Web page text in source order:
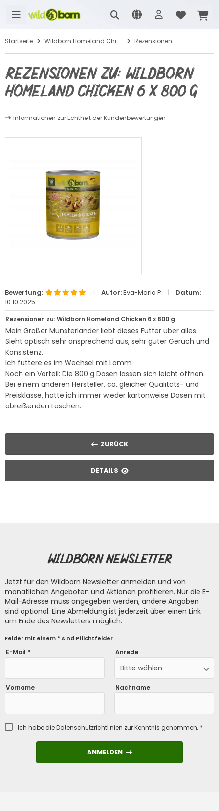
Startseite Wildborn Homeland Chicken 6 x 800 g Rezensionen
Rezensionen zu: Wildborn
Homeland Chicken 6 x 800 g
Informationen zur Echtheit der Kundenbewertungen
Bewertung: | Autor:Eva-Maria P. |
Datum:
10.10.2025
Rezensionen zu: Wildborn Homeland Chicken 6 x 800 g
Mein Großer Münsterländer liebt dieses Futter über alles.
Sieht optisch sehr ansprechend aus, sehr guter Geruch und
Konsistenz.
Ich füttere es im Wechsel mit Lamm.
Noch ein Vorteil: Die 800 g Dosen lassen sich leicht öffnen.
Bei einem anderen Hersteller, ca. gleicher Qualitäts- und
Preisklasse, hatte ich immer wieder kartonweise Dosen mit
abreißenden Laschen.
ZURÜCK
DETAILS
Wildborn Newsletter
Jetzt für den Wildborn Newsletter anmelden und von
monatlichen Angeboten und Aktionen profitieren. Nur die E-
Mail-Adresse muss angegeben werden, andere Angaben
sind optional. Eine Abmeldung ist jederzeit über einen Link
am Ende des Newsletters möglich.
Felder mit einem * sind Pflichtfelder
E-Mail * Anrede
Bitte wählen
Vorname Nachname
Ich habe dieDatenschutzrichtlinien zur Kenntnis genommen. *
ANMELDEN
ANMELDEN